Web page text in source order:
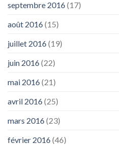
septembre 2016(17)
août 2016(15)
juillet 2016(19)
juin 2016(22)
mai 2016(21)
avril 2016(25)
mars 2016(23)
février 2016(46)